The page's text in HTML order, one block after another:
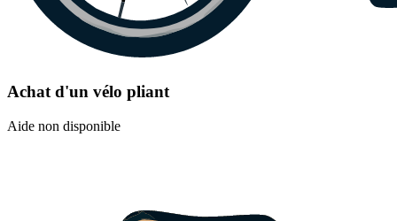
Achat d'un vélo pliant
Aide non disponible